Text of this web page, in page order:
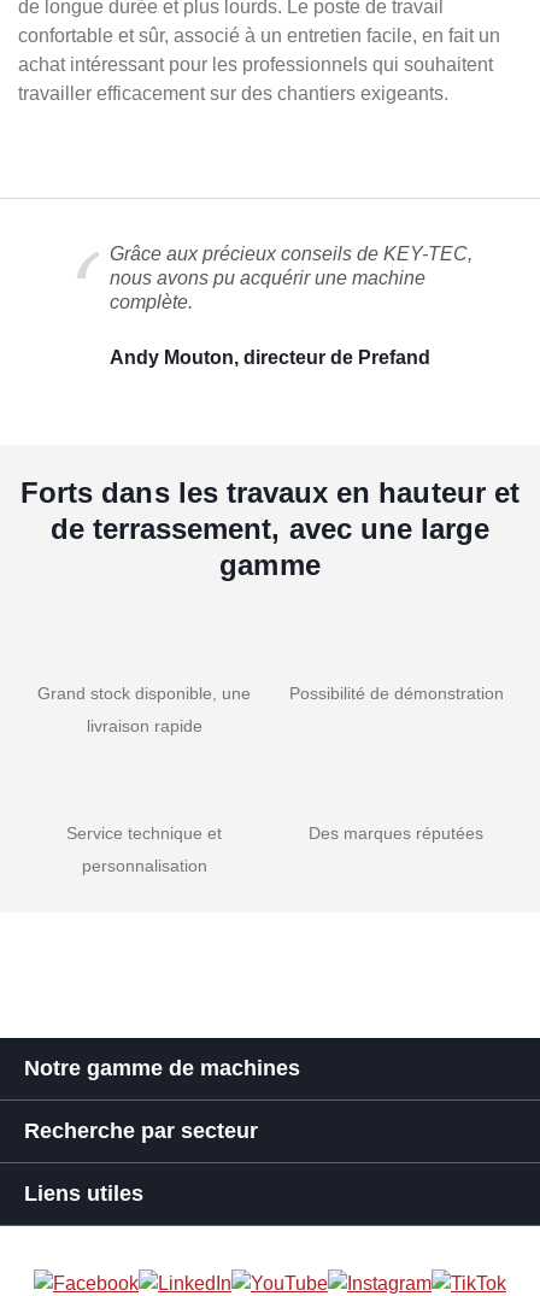
de longue durée et plus lourds. Le poste de travail
confortable et sûr, associé à un entretien facile, en fait un
achat intéressant pour les professionnels qui souhaitent
travailler efficacement sur des chantiers exigeants.
Grâce aux précieux conseils de KEY-TEC,
nous avons pu acquérir une machine
complète.
Andy Mouton, directeur de Prefand
Forts dans les travaux en hauteur et
de terrassement, avec une large
gamme
Grand stock disponible, une
livraison rapide
Possibilité de démonstration
Service technique et
personnalisation
Des marques réputées
Notre gamme de machines
Recherche par secteur
Liens utiles